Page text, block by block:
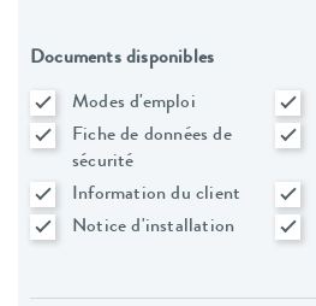
Documents disponibles
Modes d'emploi
Fiche de données de
sécurité
Information du client
Notice d'installation